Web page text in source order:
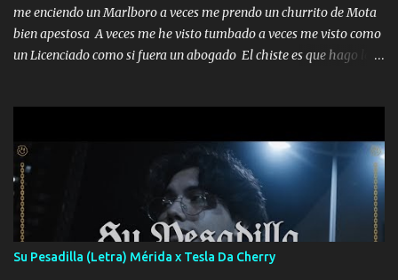
me enciendo un Marlboro a veces me prendo un churrito de Mota
bien apestosa A veces me he visto tumbado a veces me visto como
un Licenciado como si fuera un abogado El chiste es que hago lo
corriente no quieren verte subir de level trucha mis plebes Música
A veces me pongo un sombrero a veces me ven la cachucha de lado
con la mirada siempre en alto A veces me fajó una super o a veces
me fajó una Glock siempre armado todas las generaciones yo
traigo El chiste es que hago lo que quiero pues así soy me mandó
yo tengo el control a todos yo les paro el dedo soy hocicon un
malcriado un malandrón Que Les importa no saben nada falsas
Su Pesadilla (Letra) Mérida x Tesla Da Cherry